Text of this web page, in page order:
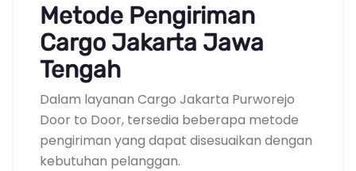
Metode Pengiriman
Cargo Jakarta Jawa
Tengah
Dalam layanan Cargo Jakarta Purworejo
Door to Door, tersedia beberapa metode
pengiriman yang dapat disesuaikan dengan
kebutuhan pelanggan.